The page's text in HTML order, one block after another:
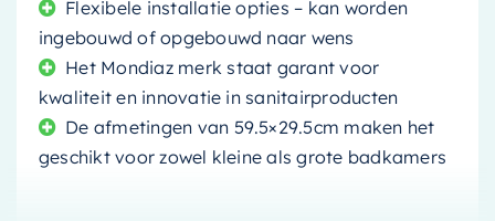
Flexibele installatie opties – kan worden
ingebouwd of opgebouwd naar wens
Het Mondiaz merk staat garant voor
kwaliteit en innovatie in sanitairproducten
De afmetingen van 59.5×29.5cm maken het
geschikt voor zowel kleine als grote badkamers